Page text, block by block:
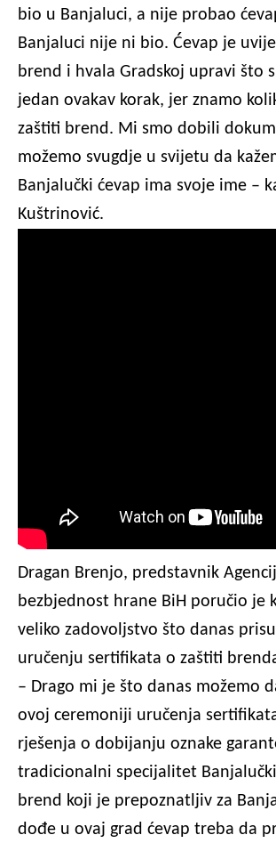
bio u Banjaluci, a nije probao
Banjaluci nije ni bio. Ćevap je
brend i hvala Gradskoj upravi što
jedan ovakav korak, jer znamo
zaštiti brend. Mi smo dobili
možemo svugdje u svijetu da
Banjalučki ćevap ima svoje ime –
Kuštrinović.
Dragan Brenjo, predstavnik
bezbjednost hrane BiH poručio je
veliko zadovoljstvo što danas
uručenju sertifikata o zaštiti
– Drago mi je što danas možemo
ovoj ceremoniji uručenja
rješenja o dobijanju oznake
tradicionalni specijalitet
brend koji je prepoznatljiv za
dođe u ovaj grad ćevap treba da